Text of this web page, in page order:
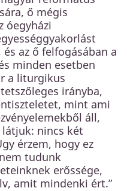
ő mégis
óegyházi
az ő felfogásában a
minden esetben
a liturgikus
irányba,
mint ami
áll,
nincs két
érzem, hogy ez
tudunk
erőssége,
amit mindenki ért.”